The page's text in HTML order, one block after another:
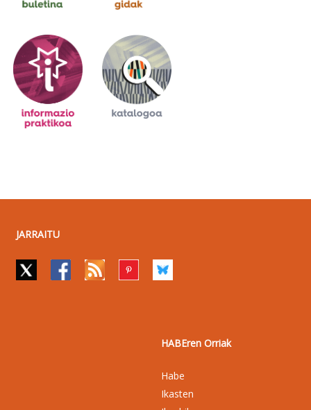
JARRAITU
HABEren Orriak
Habe
Ikasten